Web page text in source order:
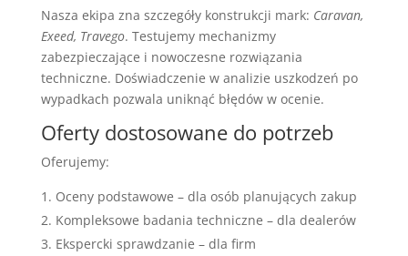
Nasza ekipa zna szczegóły konstrukcji mark: Caravan,
Exeed, Travego. Testujemy mechanizmy
zabezpieczające i nowoczesne rozwiązania
techniczne. Doświadczenie w analizie uszkodzeń po
wypadkach pozwala uniknąć błędów w ocenie.
Oferty dostosowane do potrzeb
Oferujemy:
Oceny podstawowe – dla osób planujących zakup
Kompleksowe badania techniczne – dla dealerów
Ekspercki sprawdzanie – dla firm